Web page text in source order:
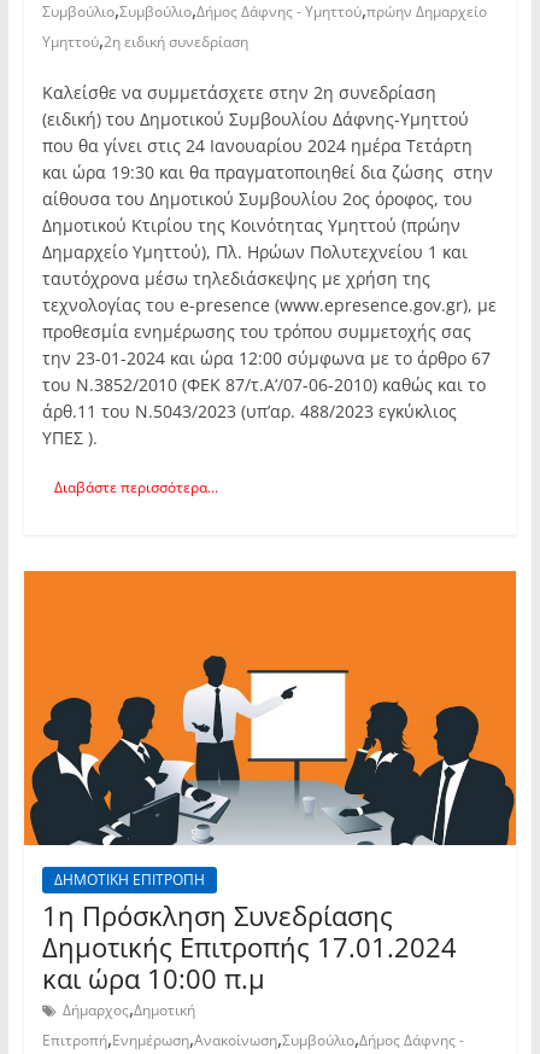
Συμβούλιο,Συμβούλιο,Δήμος Δάφνης - Υμηττού,πρώην Δημαρχείο
Υμηττού,2η ειδική συνεδρίαση
Καλείσθε να συμμετάσχετε στην 2η συνεδρίαση
(ειδική) του Δημοτικού Συμβουλίου Δάφνης-Υμηττού
που θα γίνει στις 24 Ιανουαρίου 2024 ημέρα Τετάρτη
και ώρα 19:30 και θα πραγματοποιηθεί δια ζώσης στην
αίθουσα του Δημοτικού Συμβουλίου 2ος όροφος, του
Δημοτικού Κτιρίου της Κοινότητας Υμηττού (πρώην
Δημαρχείο Υμηττού), Πλ. Ηρώων Πολυτεχνείου 1 και
ταυτόχρονα μέσω τηλεδιάσκεψης με χρήση της
τεχνολογίας του e-presence (www.epresence.gov.gr), με
προθεσμία ενημέρωσης του τρόπου συμμετοχής σας
την 23-01-2024 και ώρα 12:00 σύμφωνα με το άρθρο 67
του Ν.3852/2010 (ΦΕΚ 87/τ.Α’/07-06-2010) καθώς και το
άρθ.11 του Ν.5043/2023 (υπ’αρ. 488/2023 εγκύκλιος
ΥΠΕΣ ).
Διαβάστε περισσότερα...
ΔΗΜΟΤΙΚΗ ΕΠΙΤΡΟΠΗ
1η Πρόσκληση Συνεδρίασης
Δημοτικής Επιτροπής 17.01.2024
και ώρα 10:00 π.μ
Δήμαρχος,Δημοτική
Επιτροπή,Ενημέρωση,Ανακοίνωση,Συμβούλιο,Δήμος Δάφνης -